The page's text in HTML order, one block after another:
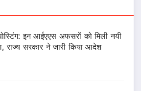
इन आईएएस अफसरों को मिली नयी
राज्य सरकार ने जारी किया आदेश